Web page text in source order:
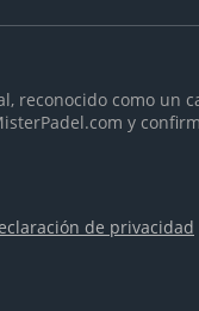
como un
y
de privacidad